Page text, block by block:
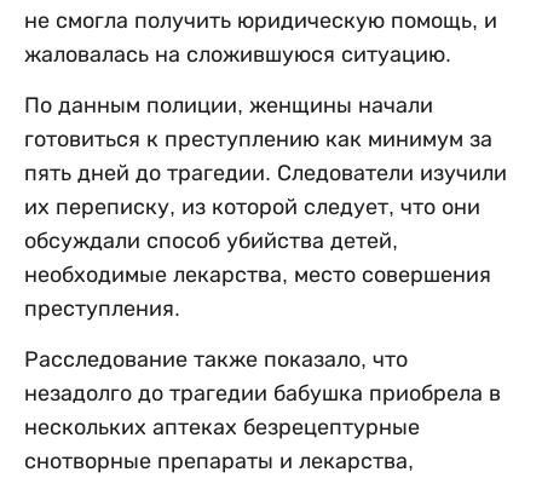
не смогла получить юридическую помощь, и
жаловалась на сложившуюся ситуацию.
По данным полиции, женщины начали
готовиться к преступлению как минимум за
пять дней до трагедии. Следователи изучили
их переписку, из которой следует, что они
обсуждали способ убийства детей,
необходимые лекарства, место совершения
преступления.
Расследование также показало, что
незадолго до трагедии бабушка приобрела в
нескольких аптеках безрецептурные
снотворные препараты и лекарства,